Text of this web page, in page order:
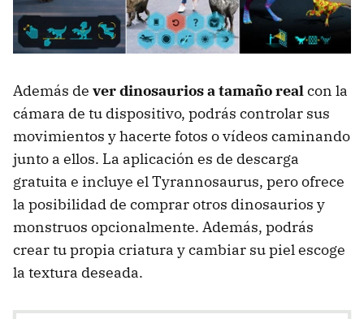
Además de ver dinosaurios a tamaño realcon la
cámara de tu dispositivo, podrás controlar sus
movimientos y hacerte fotos o vídeos caminando
junto a ellos. La aplicación es de descarga
gratuita e incluye el Tyrannosaurus, pero ofrece
la posibilidad de comprar otros dinosaurios y
monstruos opcionalmente. Además, podrás
crear tu propia criatura y cambiar su piel escoge
la textura deseada.